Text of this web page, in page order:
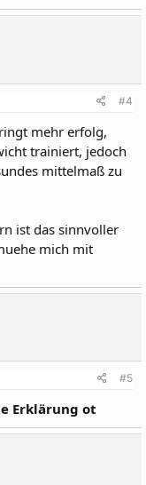
#4
mehr erfolg,
trainiert, jedoch
mittelmaß zu
ist das sinnvoller
mich mit
#5
Erklärung ot